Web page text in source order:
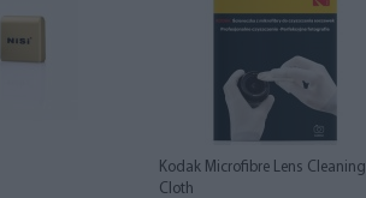
Kodak Microfibre Lens Cleaning
Cloth